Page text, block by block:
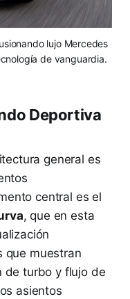
lujo Mercedes
de vanguardia.
Deportiva
general es
central es el
, que en esta
que muestran
de turbo y flujo de
asientos